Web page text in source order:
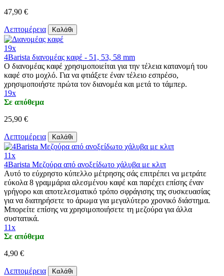
47,90 €
Λεπτομέρεια Καλάθι
19x
4Barista διανομέας καφέ - 51, 53, 58 mm
Ο διανομέας καφέ χρησιμοποιείται για την τέλεια κατανομή του
καφέ στο μοχλό. Για να φτιάξετε έναν τέλειο εσπρέσο,
χρησιμοποιήστε πρώτα τον διανομέα και μετά το τάμπερ.
19x
Σε απόθεμα
25,90 €
Λεπτομέρεια Καλάθι
11x
4Barista Μεζούρα από ανοξείδωτο χάλυβα με κλιπ
Αυτό το εύχρηστο κύπελλο μέτρησης σάς επιτρέπει να μετράτε
εύκολα 8 γραμμάρια αλεσμένου καφέ και παρέχει επίσης έναν
γρήγορο και αποτελεσματικό τρόπο σφράγισης της συσκευασίας
για να διατηρήσετε το άρωμα για μεγαλύτερο χρονικό διάστημα.
Μπορείτε επίσης να χρησιμοποιήσετε τη μεζούρα για άλλα
συστατικά.
11x
Σε απόθεμα
4,90 €
Λεπτομέρεια Καλάθι